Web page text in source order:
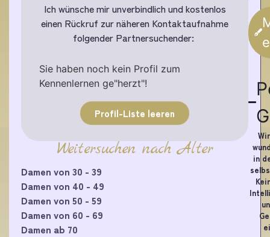
Ich wünsche mir unverbindlich und kostenlos
einen Rückruf zur näheren Kontaktaufnahme
folgender Partnersuchender:
Sie haben noch kein Profil zum
Kennenlernen ge"herzt"!
Profil-Liste leeren
Weitersuchen nach Alter
Damen von 30 - 39
Damen von 40 - 49
Damen von 50 - 59
Damen von 60 - 69
Damen ab 70
in